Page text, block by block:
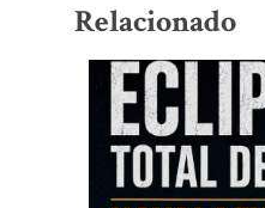
Relacionado